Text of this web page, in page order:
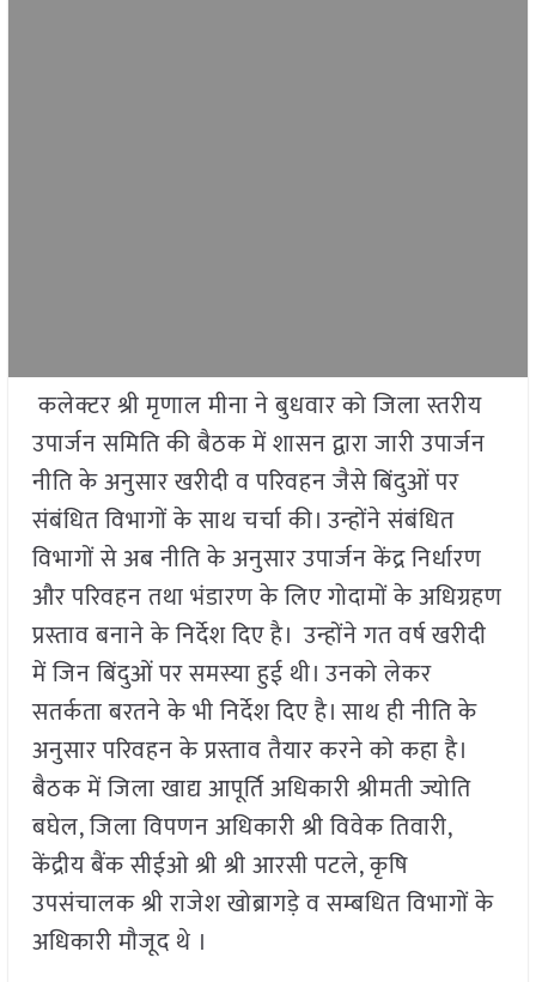
कलेक्टर श्री मृणाल मीना ने बुधवार को जिला स्तरीय
उपार्जन समिति की बैठक में शासन द्वारा जारी उपार्जन
नीति के अनुसार खरीदी व परिवहन जैसे बिंदुओं पर
संबंधित विभागों के साथ चर्चा की। उन्होंने संबंधित
विभागों से अब नीति के अनुसार उपार्जन केंद्र निर्धारण
और परिवहन तथा भंडारण के लिए गोदामों के अधिग्रहण
प्रस्ताव बनाने के निर्देश दिए है। उन्होंने गत वर्ष खरीदी
में जिन बिंदुओं पर समस्या हुई थी। उनको लेकर
सतर्कता बरतने के भी निर्देश दिए है। साथ ही नीति के
अनुसार परिवहन के प्रस्ताव तैयार करने को कहा है।
बैठक में जिला खाद्य आपूर्ति अधिकारी श्रीमती ज्योति
बघेल, जिला विपणन अधिकारी श्री विवेक तिवारी,
केंद्रीय बैंक सीईओ श्री श्री आरसी पटले, कृषि
उपसंचालक श्री राजेश खोब्रागड़े व सम्बधित विभागों के
अधिकारी मौजूद थे ।